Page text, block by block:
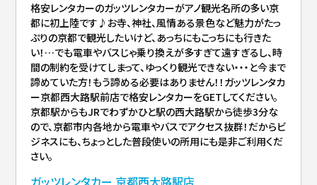
格安レンタカーのガッツレンタカーがアノ観光名所の多い京
都に初上陸です♪お寺、神社、風情ある景色など魅力がたっ
ぷりの京都で観光したいけど、あっちにもこっちにも行きた
い！…でも電車やバスじゃ乗り換えが多すぎて遠すぎるし、時
間の制約を受けてしまって、ゆっくり観光できない・・・と今まで
諦めていた方！もう諦める必要はありません！！ガッツレンタカ
ー京都西大路駅前店で格安レンタカーをGETしてください。
京都駅からもJRでわずかひと駅の西大路駅から徒歩3分な
ので、京都市内各地から電車やバスでアクセス抜群！だからビ
ジネスにも、ちょっとした普段使いの所用にも是非ご利用くだ
さい。